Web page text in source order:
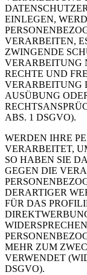
EINLEGEN,
VERARBEITEN,
ZWINGENDE
VERARBEITUNG
RECHTE UND
VERARBEITUNG
AUSÜBUNG
ABS. 1 DSGVO).
WERDEN IHRE
VERARBEITET,
SO HABEN SIE
GEGEN DIE
DERARTIGER
FÜR DAS
MEHR ZUM
VERWENDET
DSGVO).